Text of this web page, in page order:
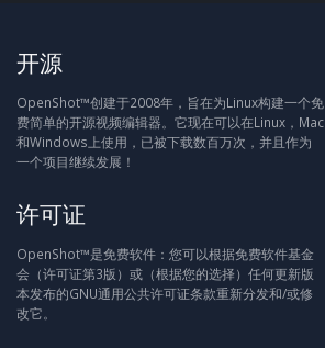
开源
OpenShot™创建于2008年，旨在为Linux构建一个免
费简单的开源视频编辑器。它现在可以在Linux，Mac
和Windows上使用，已被下载数百万次，并且作为
一个项目继续发展！
许可证
OpenShot™是免费软件：您可以根据免费软件基金
会（许可证第3版）或（根据您的选择）任何更新版
本发布的GNU通用公共许可证条款重新分发和/或修
改它。